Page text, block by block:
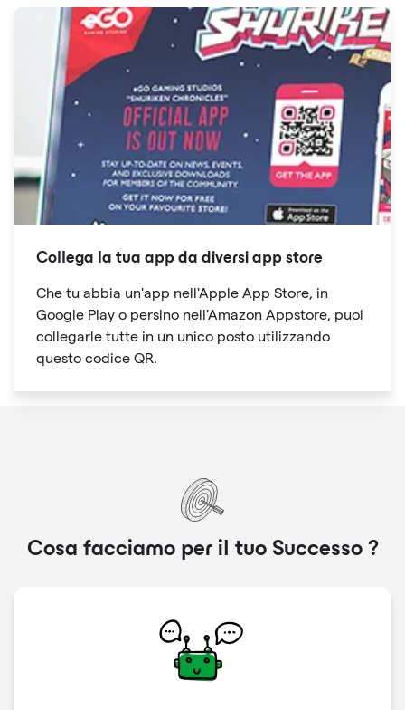
Collega la tua app da diversi app store
Che tu abbia un'app nell'Apple App Store, in
Google Play o persino nell'Amazon Appstore, puoi
collegarle tutte in un unico posto utilizzando
questo codice QR.
Cosa facciamo per il tuo Successo?